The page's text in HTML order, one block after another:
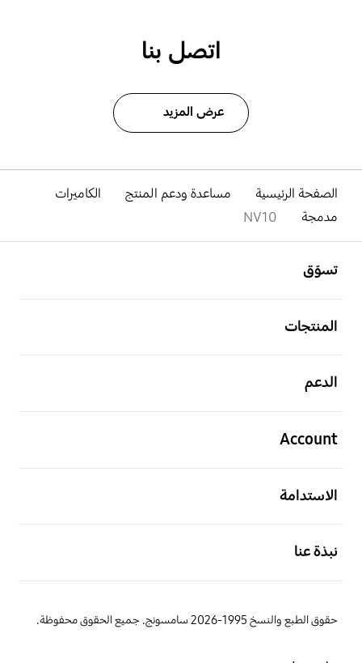
اتصل بنا
عرض المزيد
الصفحة الرئيسية مساعدة ودعم المنتج
الكاميرات
مدمجة
NV10
تسوّق
المنتجات
الدعم
Account
الاستدامة
نبذة عنا
حقوق الطبع والنسخ 1995-2026 سامسونج. جميع الحقوق محفوظة.